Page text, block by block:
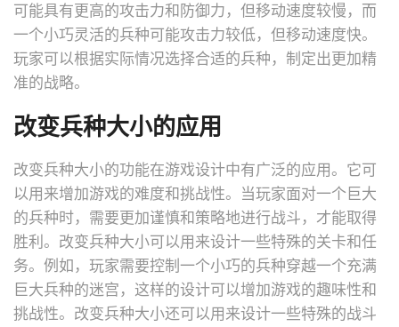
可能具有更高的攻击力和防御力，但移动速度较慢，而
一个小巧灵活的兵种可能攻击力较低，但移动速度快。
玩家可以根据实际情况选择合适的兵种，制定出更加精
准的战略。
改变兵种大小的应用
改变兵种大小的功能在游戏设计中有广泛的应用。它可
以用来增加游戏的难度和挑战性。当玩家面对一个巨大
的兵种时，需要更加谨慎和策略地进行战斗，才能取得
胜利。改变兵种大小可以用来设计一些特殊的关卡和任
务。例如，玩家需要控制一个小巧的兵种穿越一个充满
巨大兵种的迷宫，这样的设计可以增加游戏的趣味性和
挑战性。改变兵种大小还可以用来设计一些特殊的战斗